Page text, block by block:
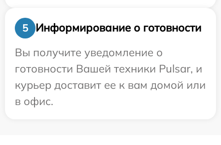
5
Информирование о готовности
Вы получите уведомление о
готовности Вашей техники Pulsar, и
курьер доставит ее к вам домой или
в офис.